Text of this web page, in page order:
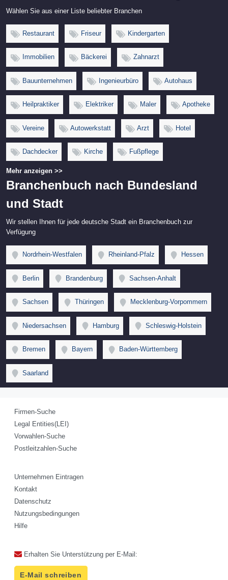
Wählen Sie aus einer Liste beliebter Branchen
Restaurant Friseur Kindergarten
Immobilien Bäckerei Zahnarzt
Bauunternehmen Ingenieurbüro Autohaus
Heilpraktiker Elektriker Maler Apotheke
Vereine Autowerkstatt Arzt Hotel
Dachdecker Kirche Fußpflege
Mehr anzeigen >>
Branchenbuch nach Bundesland
und Stadt
Wir stellen Ihnen für jede deutsche Stadt ein Branchenbuch zur
Verfügung
Nordrhein-Westfalen Rheinland-Pfalz Hessen
Berlin Brandenburg Sachsen-Anhalt
Sachsen Thüringen Mecklenburg-Vorpommern
Niedersachsen Hamburg Schleswig-Holstein
Bremen Bayern Baden-Württemberg
Saarland
Firmen-Suche
Legal Entities(LEI)
Vorwahlen-Suche
Postleitzahlen-Suche
Unternehmen Eintragen
Kontakt
Datenschutz
Nutzungsbedingungen
Hilfe
Erhalten Sie Unterstützung per E-Mail:
E-Mail schreiben